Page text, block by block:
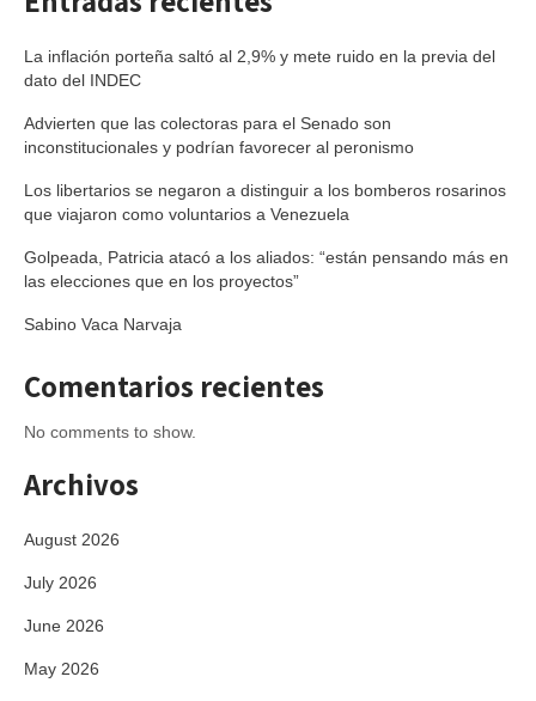
La inflación porteña saltó al 2,9% y mete ruido en la previa del
dato del INDEC
Advierten que las colectoras para el Senado son
inconstitucionales y podrían favorecer al peronismo
Los libertarios se negaron a distinguir a los bomberos rosarinos
que viajaron como voluntarios a Venezuela
Golpeada, Patricia atacó a los aliados: “están pensando más en
las elecciones que en los proyectos”
Sabino Vaca Narvaja
Comentarios recientes
No comments to show.
Archivos
August 2026
July 2026
June 2026
May 2026